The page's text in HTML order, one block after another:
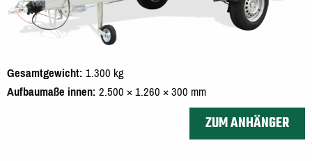
Gesamtgewicht 1.300 kg
Aufbaumaße innen 2.500 × 1.260 × 300 mm
ZUM ANHÄNGER